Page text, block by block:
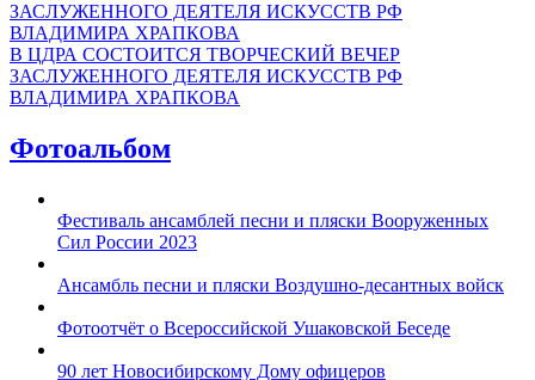
В ЦДРА СОСТОИТСЯ ТВОРЧЕСКИЙ ВЕЧЕР
ЗАСЛУЖЕННОГО ДЕЯТЕЛЯ ИСКУССТВ РФ
ВЛАДИМИРА ХРАПКОВА
Фотоальбом
Фестиваль ансамблей песни и пляски Вооруженных
Сил России 2023
Ансамбль песни и пляски Воздушно-десантных войск
Фотоотчёт о Всероссийской Ушаковской Беседе
90 лет Новосибирскому Дому офицеров